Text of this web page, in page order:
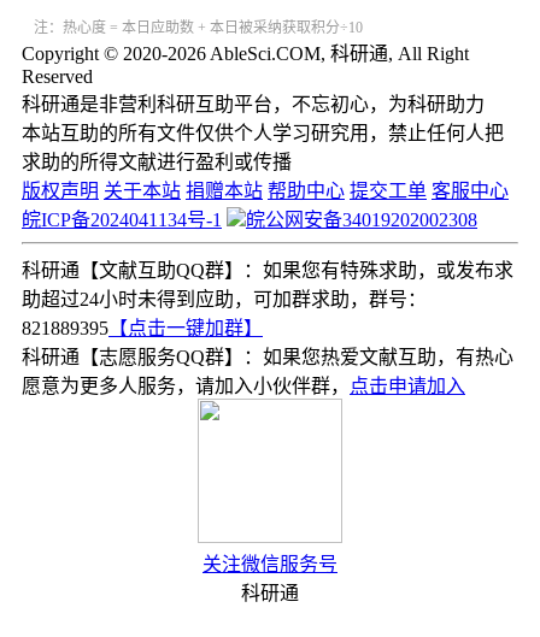
注：热心度 = 本日应助数 + 本日被采纳获取积分÷10
Copyright © 2020-2026 AbleSci.COM, 科研通, All Right
Reserved
科研通是非营利科研互助平台，不忘初心，为科研助力
本站互助的所有文件仅供个人学习研究用，禁止任何人把
求助的所得文献进行盈利或传播
版权声明 关于本站 捐赠本站 帮助中心 提交工单 客服中心
皖ICP备2024041134号-1
皖公网安备34019202002308
科研通【文献互助QQ群】：如果您有特殊求助，或发布求
助超过24小时未得到应助，可加群求助，群号：
821889395 【点击一键加群】
科研通【志愿服务QQ群】：如果您热爱文献互助，有热心
愿意为更多人服务，请加入小伙伴群，
点击申请加入
关注微信服务号
科研通